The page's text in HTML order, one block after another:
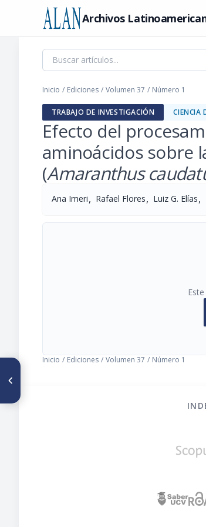
Archivos
Inicio / Ediciones / Volumen 37 / Número 1
TRABAJO DE INVESTIGACIÓN CIENCIA
Efecto del
aminoácidos sobre
(Amaranthus
Ana Imeri, Rafael Flores, Luiz G. Elías,
Inicio / Ediciones / Volumen 37 / Número 1